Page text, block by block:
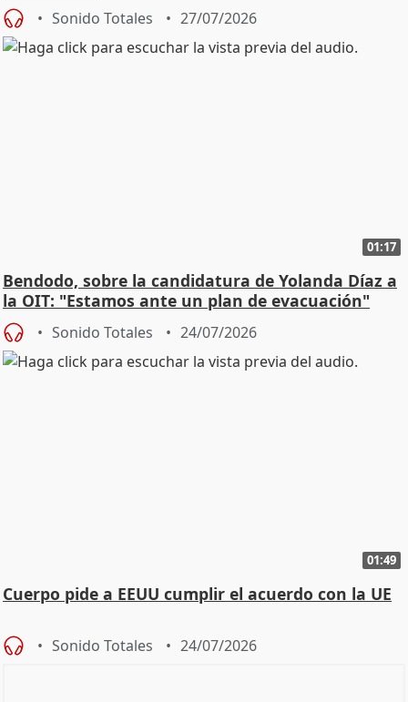
Sonido Totales 27/07/2026
01:17
Bendodo, sobre la candidatura de Yolanda Díaz a
la OIT: "Estamos ante un plan de evacuación"
Sonido Totales 24/07/2026
01:49
Cuerpo pide a EEUU cumplir el acuerdo con la UE
Sonido Totales 24/07/2026